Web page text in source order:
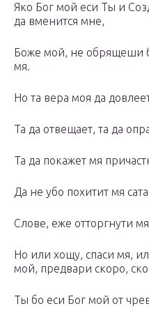
Яко Бог мой еси Ты и
да вменится мне,
Боже мой, не обрящеши
мя.
Но та вера моя да
Та да отвещает, та да
Та да покажет мя
Да не убо похитит мя
Слове, еже отторгнути
Но или хощу, спаси мя,
мой, предвари скоро,
Ты бо еси Бог мой от